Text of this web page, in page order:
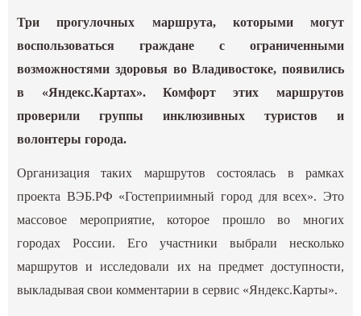
Три прогулочных маршрута, которыми могут
воспользоваться граждане с ограниченными
возможностями здоровья во Владивостоке, появились
в «Яндекс.Картах». Комфорт этих маршрутов
проверили группы инклюзивных туристов и
волонтеры города.
Организация таких маршрутов состоялась в рамках
проекта ВЭБ.РФ «Гостеприимный город для всех». Это
массовое мероприятие, которое прошло во многих
городах России. Его участники выбрали несколько
маршрутов и исследовали их на предмет доступности,
выкладывая свои комментарии в сервис «Яндекс.Карты».